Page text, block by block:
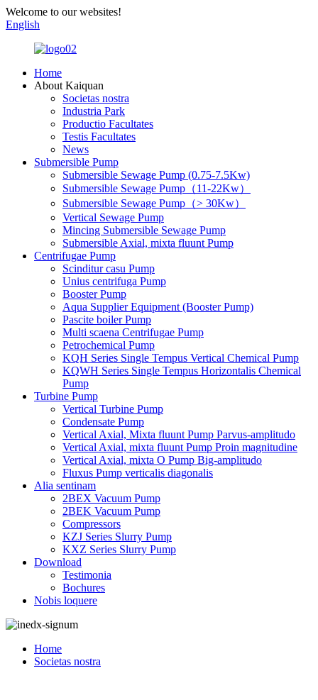
Welcome to our websites!
English
Home
About Kaiquan
Societas nostra
Industria Park
Productio Facultates
Testis Facultates
News
Submersible Pump
Submersible Sewage Pump (0.75-7.5Kw)
Submersible Sewage Pump（11-22Kw）
Submersible Sewage Pump（> 30Kw）
Vertical Sewage Pump
Mincing Submersible Sewage Pump
Submersible Axial, mixta fluunt Pump
Centrifugae Pump
Scinditur casu Pump
Unius centrifuga Pump
Booster Pump
Aqua Supplier Equipment (Booster Pump)
Pascite boiler Pump
Multi scaena Centrifugae Pump
Petrochemical Pump
KQH Series Single Tempus Vertical Chemical Pump
KQWH Series Single Tempus Horizontalis Chemical
Pump
Turbine Pump
Vertical Turbine Pump
Condensate Pump
Vertical Axial, Mixta fluunt Pump Parvus-amplitudo
Vertical Axial, mixta fluunt Pump Proin magnitudine
Vertical Axial, mixta O Pump Big-amplitudo
Fluxus Pump verticalis diagonalis
Alia sentinam
2BEX Vacuum Pump
2BEK Vacuum Pump
Compressors
KZJ Series Slurry Pump
KXZ Series Slurry Pump
Download
Testimonia
Bochures
Nobis loquere
Home
Societas nostra